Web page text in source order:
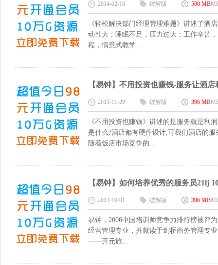
2014-02-16 破解版 500 MB
《轻松解决部门经理管理难题》讲述了酒
动性大；睡眠不足，压力过大；工作辛苦
程，情景式教学...
【易钟】不用投资也赚钱-服务让酒店
2013-11-29 破解版 396 MB
《不用投资也赚钱》讲述的是服务就是利
是什么?酒店都有硬件设计,可我们酒店的
随着饭店市场竞争的...
【易钟】如何培养优秀的服务员21lj
2013-10-01 破解版 396 MB
易钟，2006中国培训师竞争力排行榜被评
经营管理专业，并就读于剑桥商务管理专
——开元旅...